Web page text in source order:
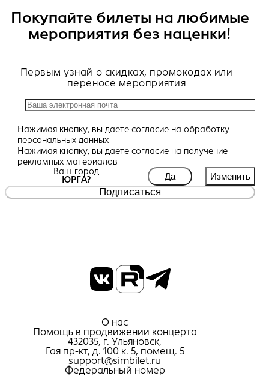
Покупайте билеты на любимые
мероприятия без наценки!
Первым узнай о скидках, промокодах или
переносе мероприятия
Нажимая кнопку, вы даете согласие на обработку
персональных данных
Нажимая кнопку, вы даете согласие на получение
рекламных материалов
Ваш город
ЮРГА?
Да Изменить
Подписаться
О нас
Помощь в продвижении концерта
432035, г. Ульяновск,
Гая пр-кт, д. 100 к. 5, помещ. 5
support@simbilet.ru
Федеральный номер